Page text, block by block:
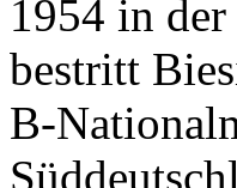
1954 in
bestritt
B-